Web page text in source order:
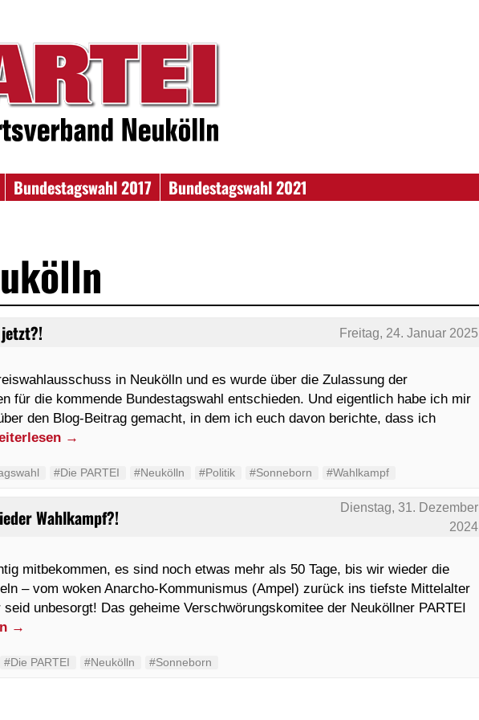
Bundestagswahl 2017
Bundestagswahl 2021
Freitag, 24. Januar 2025
in Neukölln und es wurde über die Zulassung der
für die kommende Bundestagswahl entschieden. Und eigentlich habe ich mir
den Blog-Beitrag gemacht, in dem ich euch davon berichte, dass ich
→
#Die PARTEI #Neukölln #Politik #Sonneborn #Wahlkampf
Wahlkampf?!
Dienstag, 31. Dezember
2024
mitbekommen, es sind noch etwas mehr als 50 Tage, bis wir wieder die
– vom woken Anarcho-Kommunismus (Ampel) zurück ins tiefste Mittelalter
unbesorgt! Das geheime Verschwörungskomitee der Neuköllner PARTEI
→
#Die PARTEI #Neukölln #Sonneborn